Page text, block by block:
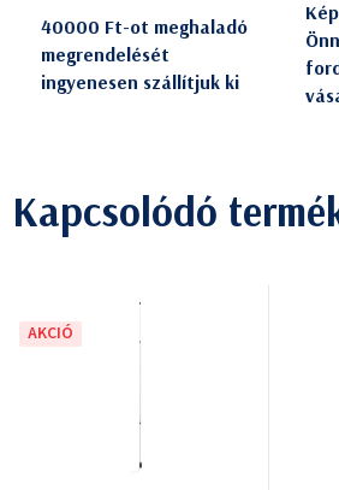
40000 Ft-ot meghaladó
megrendelését
ingyenesen szállítjuk ki
Kapcsolódó
AKCIÓ